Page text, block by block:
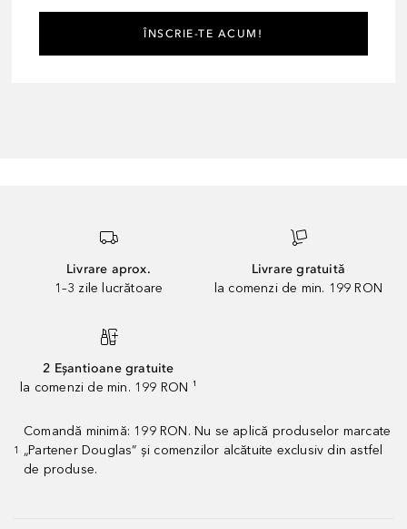
ÎNSCRIE-TE ACUM!
Livrare aprox.
1–3 zile lucrătoare
Livrare gratuită
la comenzi de min. 199 RON
2 Eșantioane gratuite
la comenzi de min. 199 RON ¹
1
Comandă minimă: 199 RON. Nu se aplică produselor marcate
„Partener Douglas” și comenzilor alcătuite exclusiv din astfel
de produse.